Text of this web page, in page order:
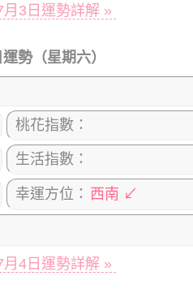
3日運勢詳解 »
勢（星期六）
桃花指數：
生活指數：
幸運方位： 西南 ↙
4日運勢詳解 »